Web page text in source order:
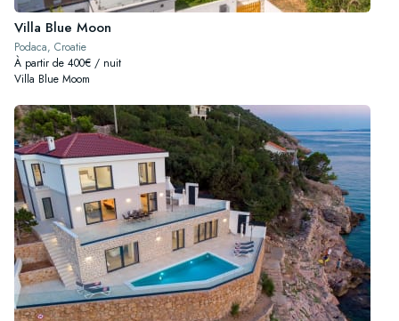
Villa Blue Moon
Podaca, Croatie
À partir de 400€ / nuit
Villa Blue Moom